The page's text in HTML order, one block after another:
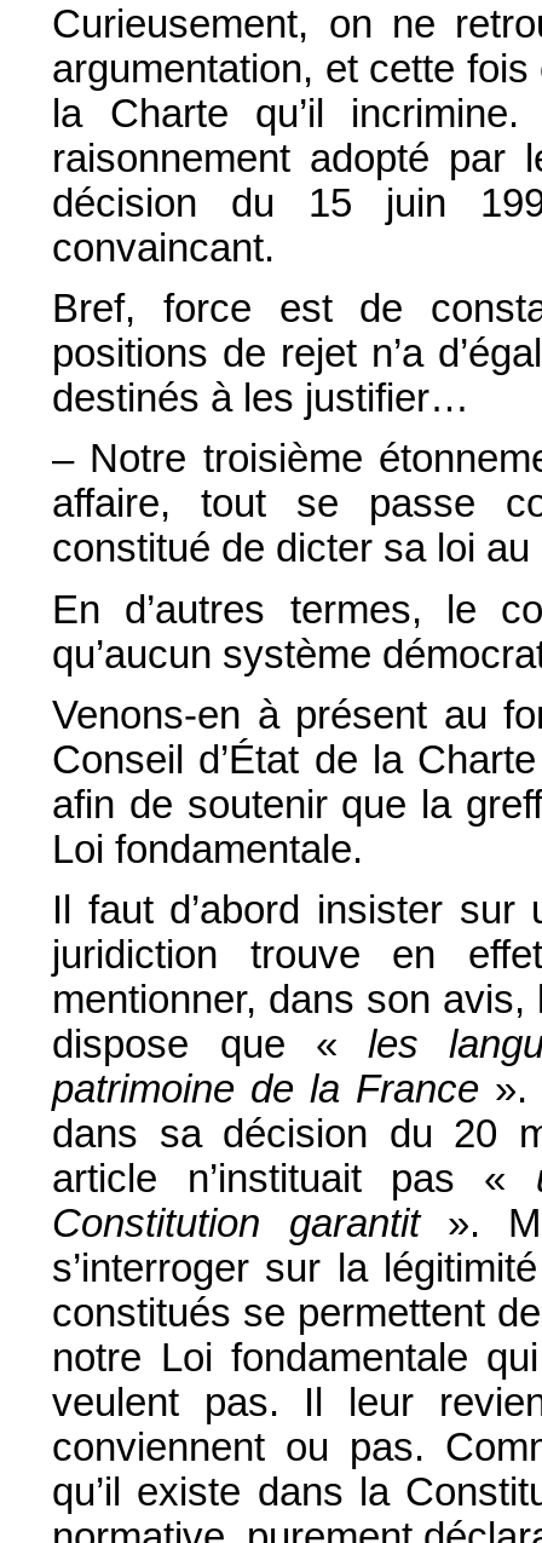
Curieusement, on ne
argumentation, et cette
la Charte qu’il
raisonnement adopté par
décision du 15 juin
convaincant.
Bref, force est de
positions de rejet n’a
destinés à les justifier…
– Notre troisième
affaire, tout se passe
constitué de dicter sa loi
En d’autres termes, le
qu’aucun système
Venons-en à présent au
Conseil d’État de la
afin de soutenir que la
Loi fondamentale.
Il faut d’abord insister
juridiction trouve en
mentionner, dans son avis,
dispose que «les
patrimoine de la France ».
dans sa décision du 20
article n’instituait pas «
Constitution garantit».
s’interroger sur la
constitués se permettent
notre Loi fondamentale
veulent pas. Il leur
conviennent ou pas.
qu’il existe dans la